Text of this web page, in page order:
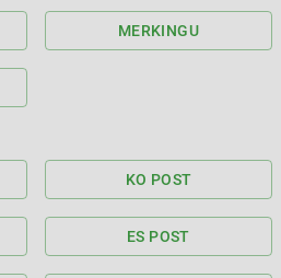
MERKINGU
KO POST
ES POST